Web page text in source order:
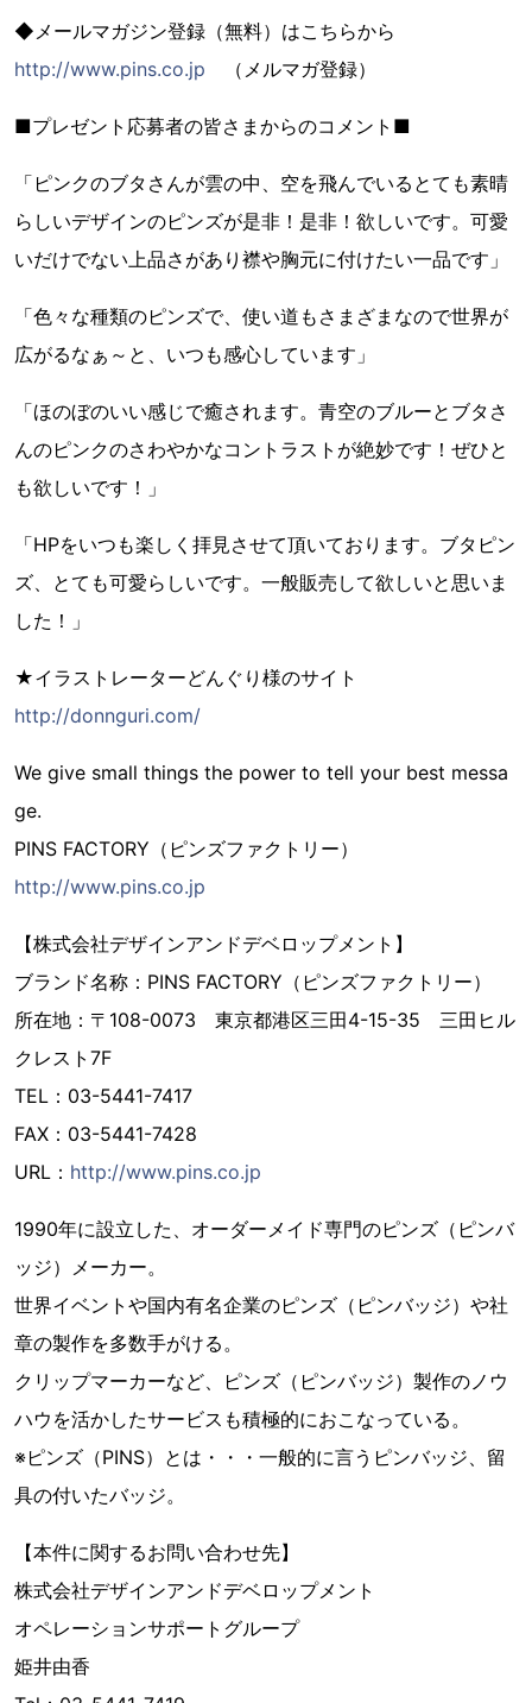
◆メールマガジン登録（無料）はこちらから
http://www.pins.co.jp （メルマガ登録）
■プレゼント応募者の皆さまからのコメント■
「ピンクのブタさんが雲の中、空を飛んでいるとても素晴
らしいデザインのピンズが是非！是非！欲しいです。可愛
いだけでない上品さがあり襟や胸元に付けたい一品です」
「色々な種類のピンズで、使い道もさまざまなので世界が
広がるなぁ～と、いつも感心しています」
「ほのぼのいい感じで癒されます。青空のブルーとブタさ
んのピンクのさわやかなコントラストが絶妙です！ぜひと
も欲しいです！」
「HPをいつも楽しく拝見させて頂いております。ブタピン
ズ、とても可愛らしいです。一般販売して欲しいと思いま
した！」
★イラストレーターどんぐり様のサイト
http://donnguri.com/
We give small things the power to tell your best messa
ge.
PINS FACTORY（ピンズファクトリー）
http://www.pins.co.jp
【株式会社デザインアンドデベロップメント】
ブランド名称：PINS FACTORY（ピンズファクトリー）
所在地：〒108-0073 東京都港区三田4-15-35 三田ヒル
クレスト7F
TEL：03-5441-7417
FAX：03-5441-7428
URL： http://www.pins.co.jp
1990年に設立した、オーダーメイド専門のピンズ（ピンバ
ッジ）メーカー。
世界イベントや国内有名企業のピンズ（ピンバッジ）や社
章の製作を多数手がける。
クリップマーカーなど、ピンズ（ピンバッジ）製作のノウ
ハウを活かしたサービスも積極的におこなっている。
※ピンズ（PINS）とは・・・一般的に言うピンバッジ、留
具の付いたバッジ。
【本件に関するお問い合わせ先】
株式会社デザインアンドデベロップメント
オペレーションサポートグループ
姫井由香